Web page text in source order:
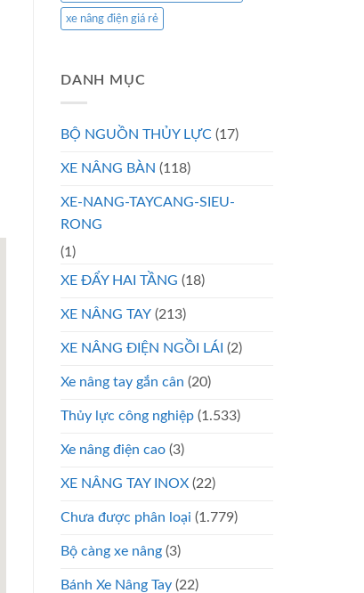
xe nâng điện giá rẻ
DANH MỤC
BỘ NGUỒN THỦY LỰC (17)
XE NÂNG BÀN (118)
XE-NANG-TAYCANG-SIEU-
RONG
(1)
XE ĐẨY HAI TẦNG (18)
XE NÂNG TAY (213)
XE NÂNG ĐIỆN NGỒI LÁI (2)
Xe nâng tay gắn cân (20)
Thủy lực công nghiệp (1.533)
Xe nâng điện cao (3)
XE NÂNG TAY INOX (22)
Chưa được phân loại (1.779)
Bộ càng xe nâng (3)
Bánh Xe Nâng Tay (22)